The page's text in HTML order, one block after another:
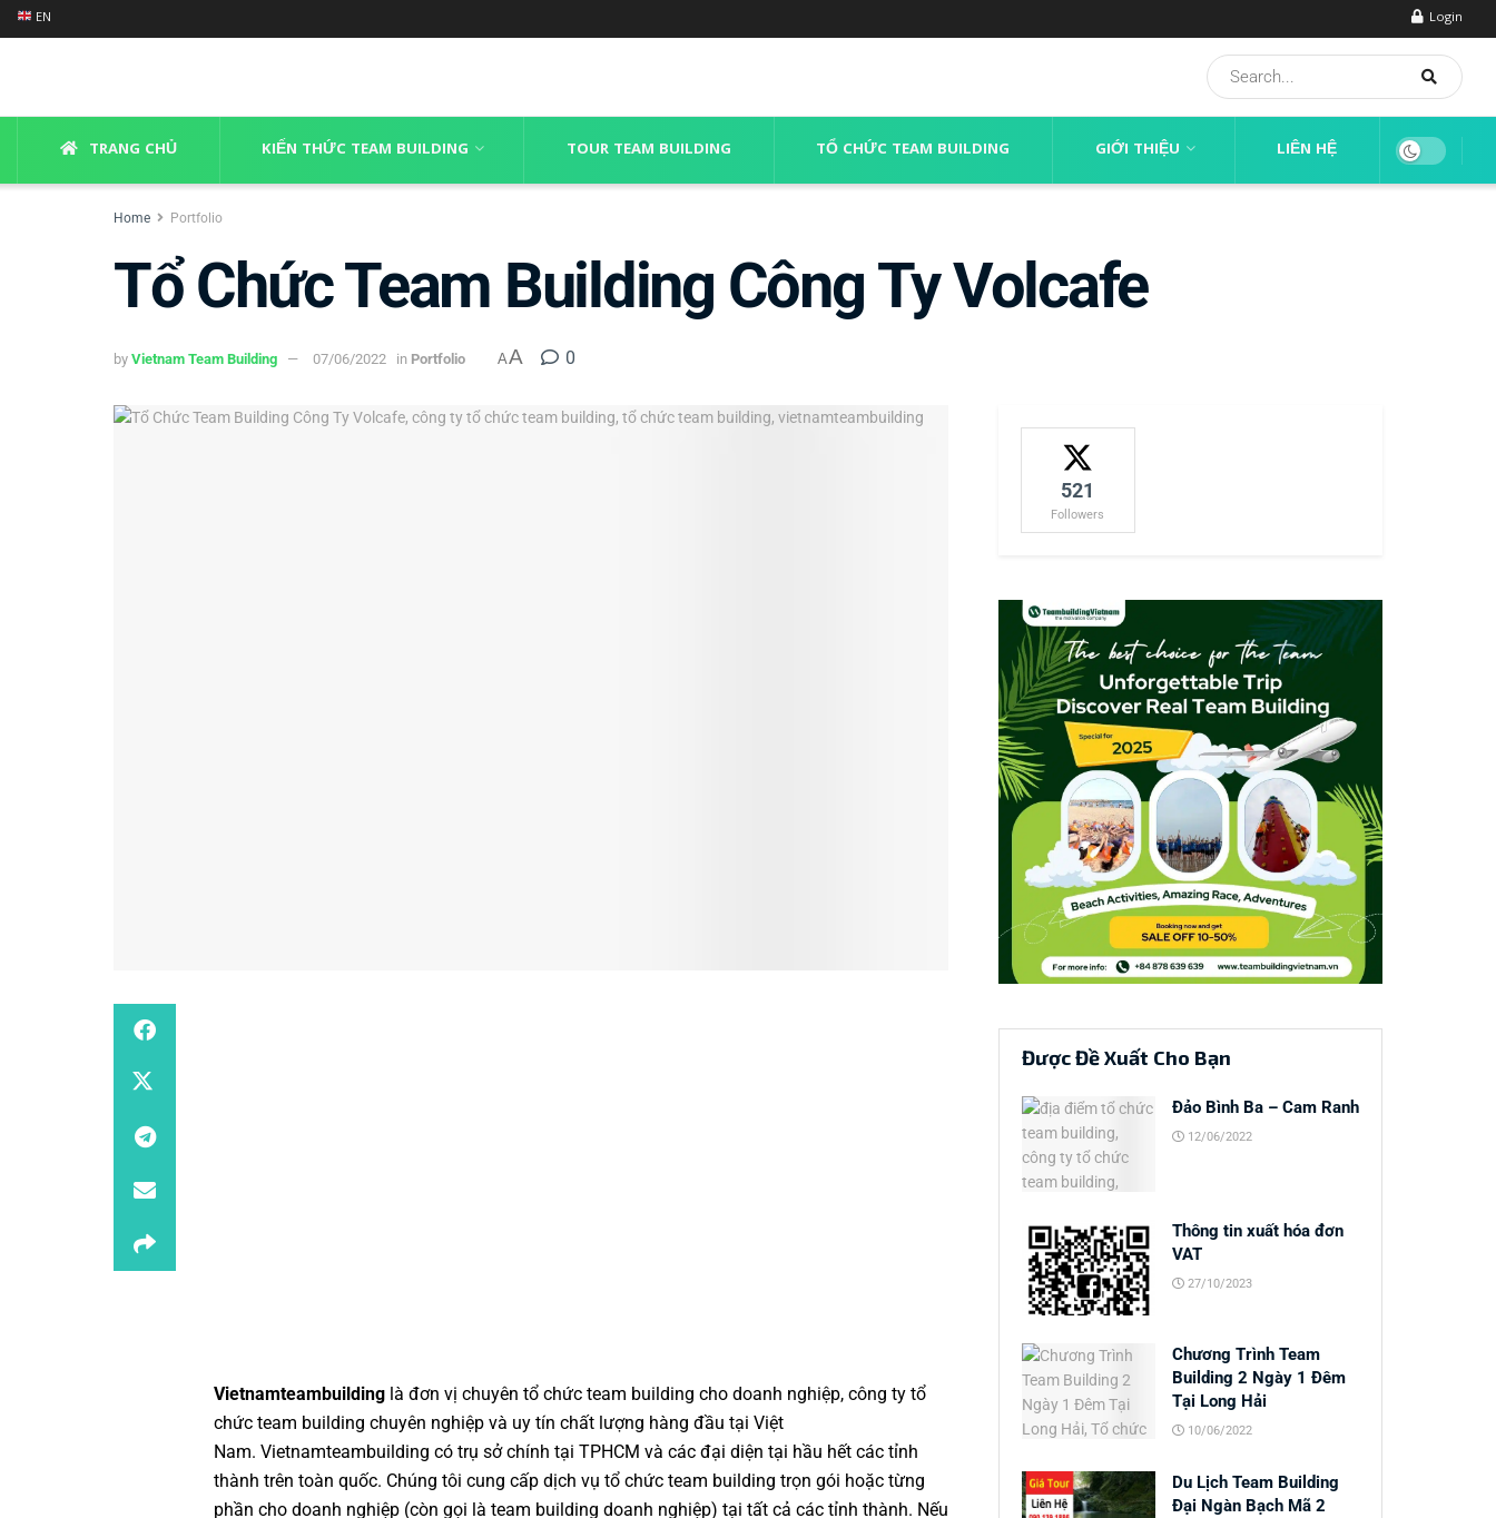
EN Login
TRANG CHỦ KIẾN THỨC TEAM BUILDING TOUR TEAM BUILDING TỔ CHỨC TEAM BUILDING GIỚI THIỆU LIÊN HỆ
Home Portfolio
Tổ Chức Team Building Công Ty Volcafe
by Vietnam Team Building 07/06/2022 in Portfolio AA 0
Vietnamteambuilding là đơn vị chuyên tổ chức team building cho doanh nghiệp, công ty tổ
chức team building chuyên nghiệp và uy tín chất lượng hàng đầu tại Việt
Nam. Vietnamteambuilding có trụ sở chính tại TPHCM và các đại diện tại hầu hết các tỉnh
thành trên toàn quốc. Chúng tôi cung cấp dịch vụ tổ chức team building trọn gói hoặc từng
phần cho doanh nghiệp (còn gọi là team building doanh nghiệp) tại tất cả các tỉnh thành. Nếu
521
Followers
Được Đề Xuất Cho Bạn
Đảo Bình Ba – Cam Ranh
12/06/2022
Thông tin xuất hóa đơn
VAT
27/10/2023
Chương Trình Team
Building 2 Ngày 1 Đêm
Tại Long Hải
10/06/2022
Du Lịch Team Building
Đại Ngàn Bạch Mã 2